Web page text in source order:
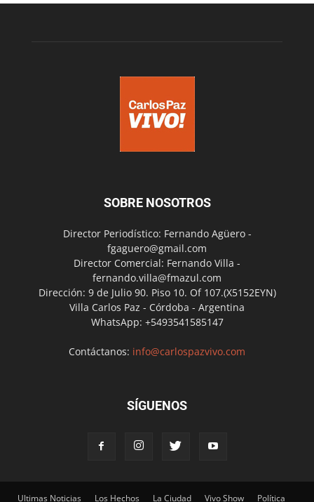
SOBRE NOSOTROS
Director Periodístico: Fernando Agüero -
fgaguero@gmail.com
Director Comercial: Fernando Villa -
fernando.villa@fmazul.com
Dirección: 9 de Julio 90. Piso 10. Of 107.(X5152EYN)
Villa Carlos Paz - Córdoba - Argentina
WhatsApp: +5493541585147
Contáctanos: info@carlospazvivo.com
SÍGUENOS
Ultimas Noticias Los Hechos La Ciudad Vivo Show Política